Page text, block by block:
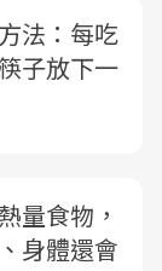
法：每吃
子放下一
量食物，
身體還會